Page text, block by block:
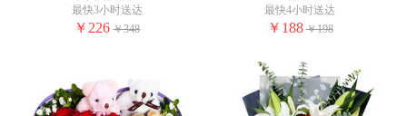
最快3小时送达
￥226 ￥348
最快4小时送达
￥188 ￥198